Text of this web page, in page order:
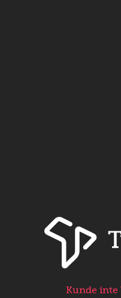
Kunde inte